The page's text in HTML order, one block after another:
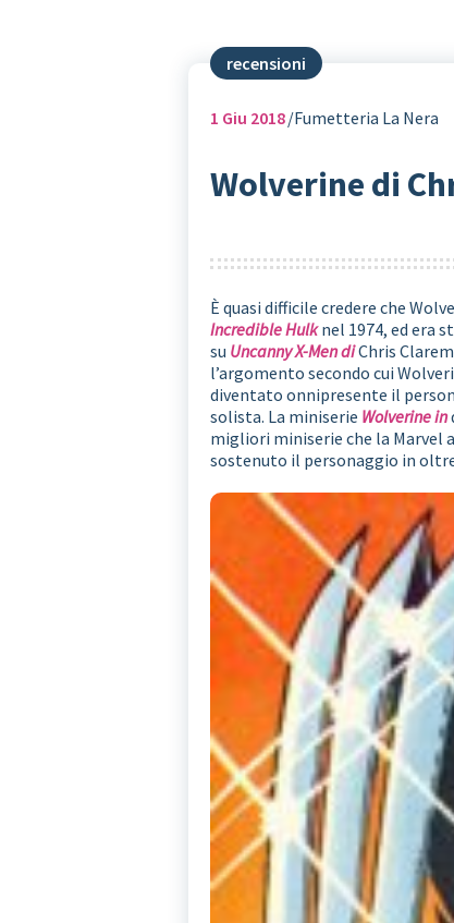
recensioni
1 Giu 2018 Fumetteria La Nera
Wolverine di
È quasi difficile credere che
Incredible Hulknel 1974, ed era
su Uncanny X-Men diChris
l’argomento secondo cui
diventato onnipresente il
solista. La miniserie Wolverine in
migliori miniserie che la Marvel
sostenuto il personaggio in